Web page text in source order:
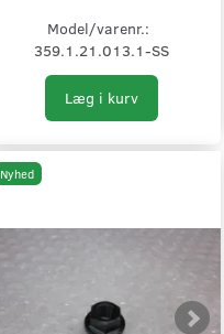
Model/varenr.:
359.1.21.013.1-SS
Læg i kurv
Nyhed